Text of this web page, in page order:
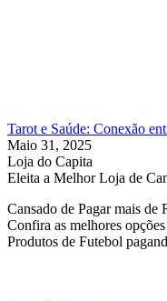
Tarot e Saúde: Conexão
Maio 31, 2025
Loja do Capita
Eleita a Melhor Loja de
Cansado de Pagar mais de
Confira as melhores
Produtos de Futebol